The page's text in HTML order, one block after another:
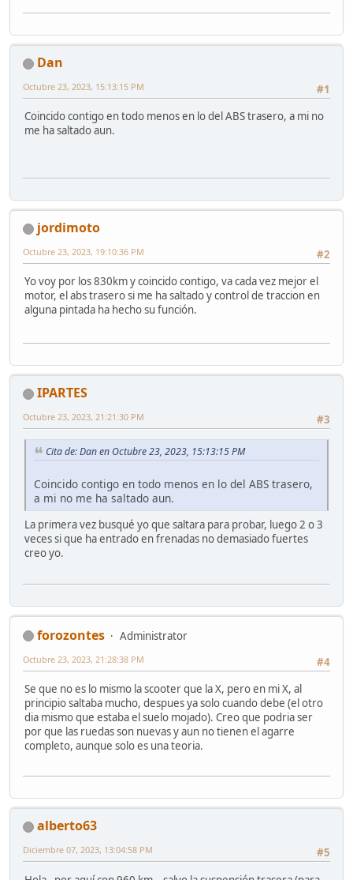
Dan
#1
Octubre 23, 2023, 15:13:15 PM
Coincido contigo en todo menos en lo del ABS trasero, a mi no
me ha saltado aun.
jordimoto
#2
Octubre 23, 2023, 19:10:36 PM
Yo voy por los 830km y coincido contigo, va cada vez mejor el
motor, el abs trasero si me ha saltado y control de traccion en
alguna pintada ha hecho su función.
IPARTES
#3
Octubre 23, 2023, 21:21:30 PM
Cita de: Dan en Octubre 23, 2023, 15:13:15 PM
Coincido contigo en todo menos en lo del ABS trasero,
a mi no me ha saltado aun.
La primera vez busqué yo que saltara para probar, luego 2 o 3
veces si que ha entrado en frenadas no demasiado fuertes
creo yo.
forozontes
Administrator
#4
Octubre 23, 2023, 21:28:38 PM
Se que no es lo mismo la scooter que la X, pero en mi X, al
principio saltaba mucho, despues ya solo cuando debe (el otro
dia mismo que estaba el suelo mojado). Creo que podria ser
por que las ruedas son nuevas y aun no tienen el agarre
completo, aunque solo es una teoria.
alberto63
#5
Diciembre 07, 2023, 13:04:58 PM